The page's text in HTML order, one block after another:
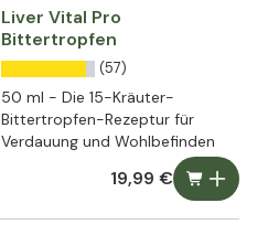
Liver Vital Pro
Bittertropfen
(57)
50 ml - Die 15-Kräuter-
Bittertropfen-Rezeptur für
Verdauung und Wohlbefinden
19,99 €